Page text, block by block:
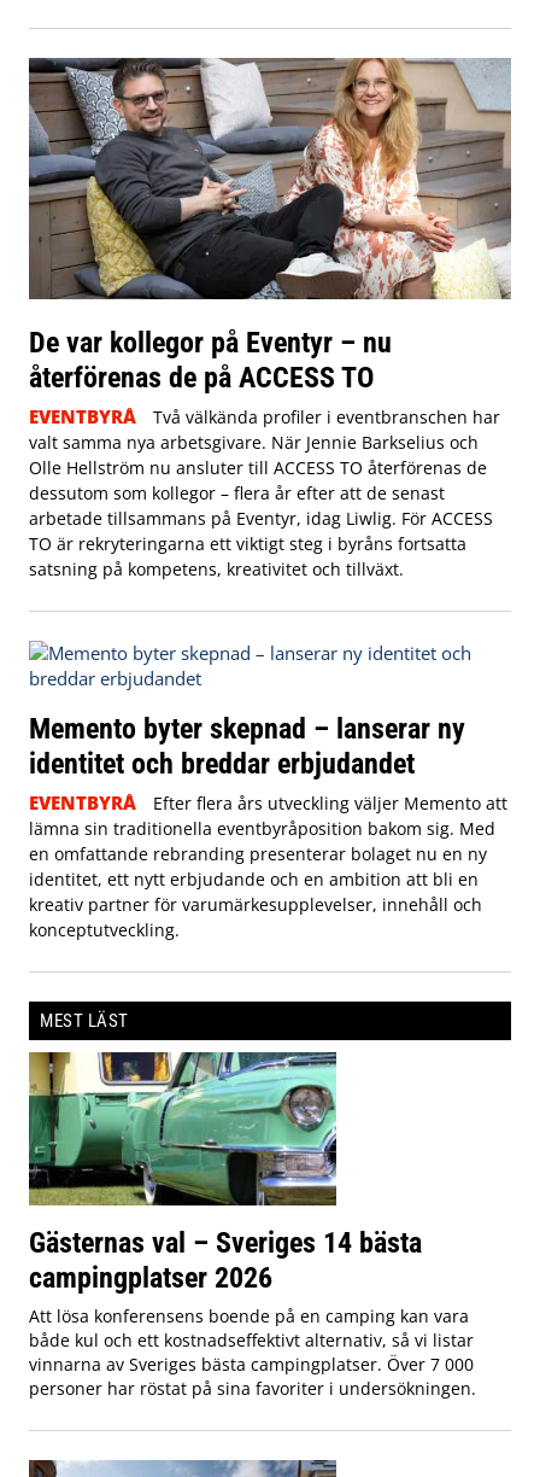
De var kollegor på Eventyr – nu
återförenas de på ACCESS TO
EVENTBYRÅ
Två välkända profiler i eventbranschen har
valt samma nya arbetsgivare. När Jennie Barkselius och
Olle Hellström nu ansluter till ACCESS TO återförenas de
dessutom som kollegor – flera år efter att de senast
arbetade tillsammans på Eventyr, idag Liwlig. För ACCESS
TO är rekryteringarna ett viktigt steg i byråns fortsatta
satsning på kompetens, kreativitet och tillväxt.
Memento byter skepnad – lanserar ny
identitet och breddar erbjudandet
EVENTBYRÅ
Efter flera års utveckling väljer Memento att
lämna sin traditionella eventbyråposition bakom sig. Med
en omfattande rebranding presenterar bolaget nu en ny
identitet, ett nytt erbjudande och en ambition att bli en
kreativ partner för varumärkesupplevelser, innehåll och
konceptutveckling.
MEST LÄST
Gästernas val – Sveriges 14 bästa
campingplatser 2026
Att lösa konferensens boende på en camping kan vara
både kul och ett kostnadseffektivt alternativ, så vi listar
vinnarna av Sveriges bästa campingplatser. Över 7 000
personer har röstat på sina favoriter i undersökningen.